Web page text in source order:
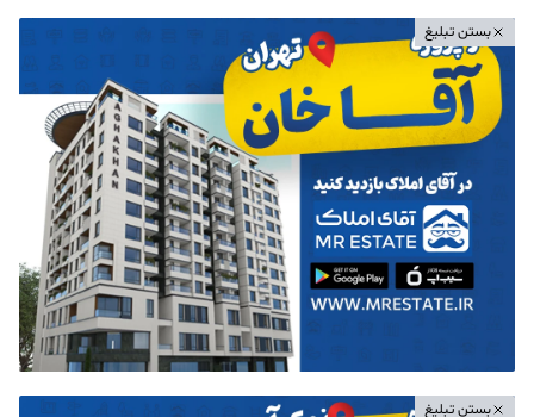
بستن تبلیغ
بستن تبلیغ